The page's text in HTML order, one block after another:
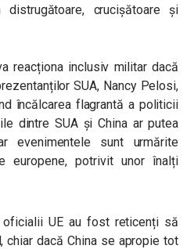
crucișătoare și
reacționa inclusiv militar dacă
SUA, Nancy Pelosi,
încălcarea flagrantă a politicii
dintre SUA și China ar putea
evenimentele sunt urmărite
europene, potrivit unor înalți
UE au fost reticenți să
chiar dacă China se apropie tot